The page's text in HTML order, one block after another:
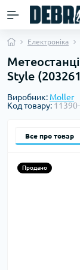
Електроніка
Style
Виробник: Moller
Код товару:
Все про товар
Продано